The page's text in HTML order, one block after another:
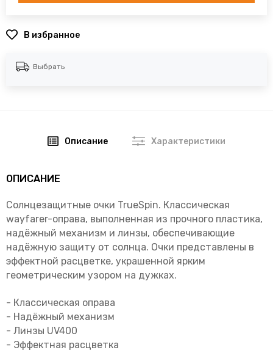
В избранное
Выбрать
Описание Характеристики
ОПИСАНИЕ
Солнцезащитные очки TrueSpin. Классическая
wayfarer-оправа, выполненная из прочного пластика,
надёжный механизм и линзы, обеспечивающие
надёжную защиту от солнца. Очки представлены в
эффектной расцветке, украшенной ярким
геометрическим узором на дужках.
- Классическая оправа
- Надёжный механизм
- Линзы UV400
- Эффектная расцветка